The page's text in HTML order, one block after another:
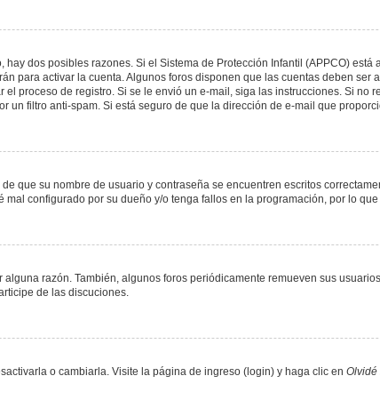
dos posibles razones. Si el Sistema de Protección Infantil (APPCO)
para activar la cuenta. Algunos foros disponen que las cuentas deben ser
proceso de registro. Si se le envió un e-mail, siga las instrucciones. Si no
un filtro anti-spam. Si está seguro de que la dirección de e-mail que
que su nombre de usuario y contraseña se encuentren escritos
configurado por su dueño y/o tenga fallos en la programación, por lo
razón. También, algunos foros periódicamente remueven sus
de las discuciones.
o cambiarla. Visite la página de ingreso (login) y haga clic en Olvidé